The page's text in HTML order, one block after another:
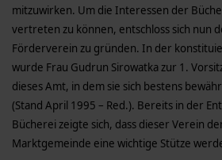
mitzuwirken. Um die Interessen der
vertreten zu können, entschloss sich nun
Förderverein zu gründen. In der
wurde Frau Gudrun Sirowatka zur 1.
dieses Amt, in dem sie sich bestens
(Stand April 1995 – Red.). Bereits in der
Bücherei zeigte sich, dass dieser Verein
Marktgemeinde eine wichtige Stütze